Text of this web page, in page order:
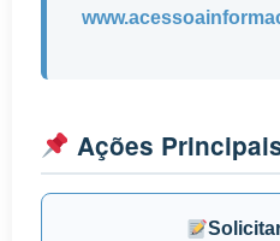
Ações